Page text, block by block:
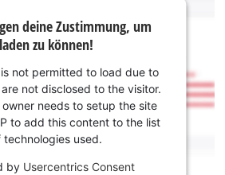
deine Zustimmung, um
laden zu können!
not permitted to load due to
not disclosed to the visitor.
needs to setup the site
to add this content to the list
technologies used.
by Usercentrics Consent